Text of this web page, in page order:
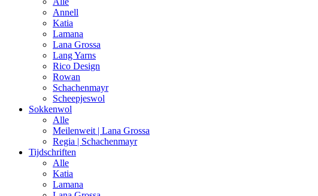
Annell
Katia
Lamana
Lana Grossa
Lang Yarns
Rico Design
Rowan
Schachenmayr
Scheepjeswol
Sokkenwol
Alle
Meilenweit | Lana Grossa
Regia | Schachenmayr
Tijdschriften
Alle
Katia
Lamana